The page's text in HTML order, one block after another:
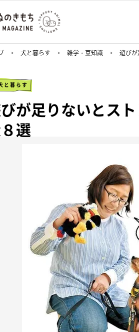
犬と暮らす 雑学・豆知識 遊び
と暮らす
が足りないとス
選